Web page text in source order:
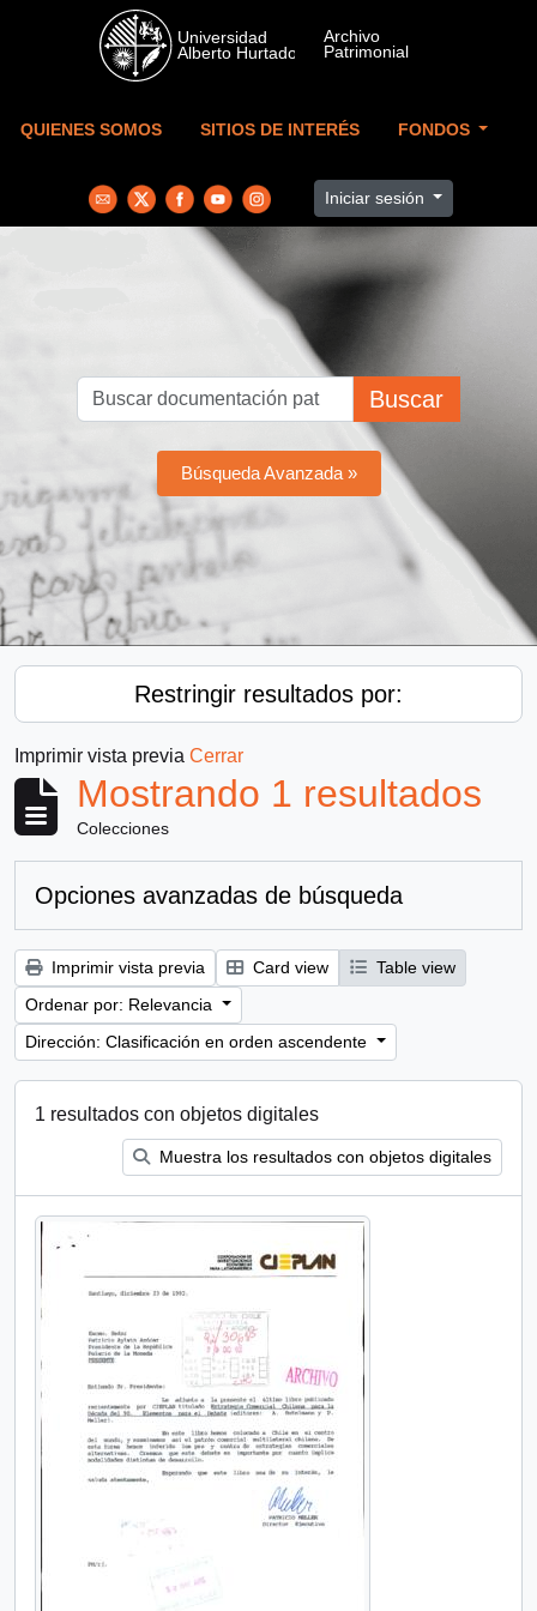
Skip to main content
QUIENES SOMOS SITIOS DE INTERÉS FONDOS
Iniciar sesión
Buscar
Búsqueda Avanzada »
Restringir resultados por:
Imprimir vista previa Cerrar
Mostrando 1 resultados
Colecciones
Opciones avanzadas de búsqueda
Imprimir vista previa Card view
Table view
Ordenar por: Relevancia
Dirección: Clasificación en orden ascendente
1 resultados con objetos digitales
Muestra los resultados con objetos digitales